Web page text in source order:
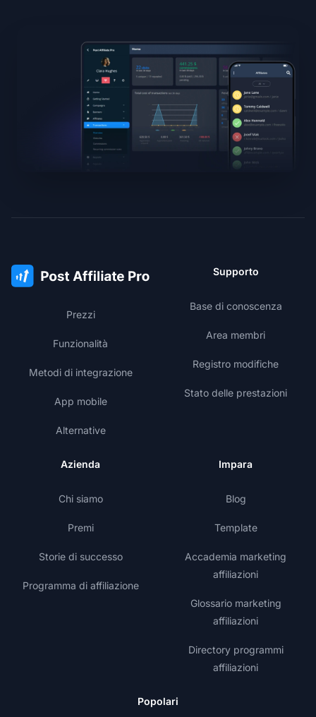
Prezzi
Funzionalità
Metodi di integrazione
App mobile
Alternative
Supporto
Base di conoscenza
Area membri
Registro modifiche
Stato delle prestazioni
Azienda
Chi siamo
Premi
Storie di successo
Programma di affiliazione
Impara
Blog
Template
Accademia marketing
affiliazioni
Glossario marketing
affiliazioni
Directory programmi
affiliazioni
Popolari